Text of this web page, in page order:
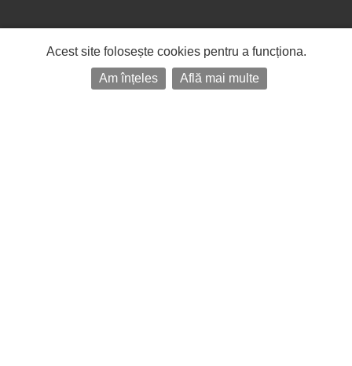
Acest site folosește cookies pentru a funcționa.
Am înțeles
Află mai multe